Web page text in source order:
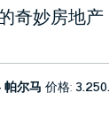
奇妙房地产
尔马 价格: